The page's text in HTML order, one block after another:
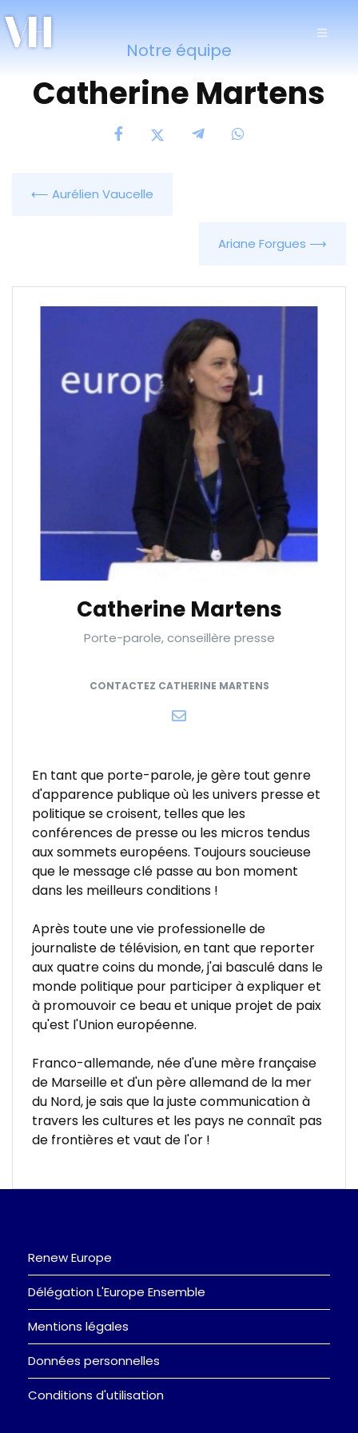
Notre équipe
Catherine Martens
⟵ Aurélien Vaucelle
Ariane Forgues ⟶
Catherine Martens
Porte-parole, conseillère presse
CONTACTEZ CATHERINE MARTENS
En tant que porte-parole, je gère tout genre
d'apparence publique où les univers presse et
politique se croisent, telles que les
conférences de presse ou les micros tendus
aux sommets européens. Toujours soucieuse
que le message clé passe au bon moment
dans les meilleurs conditions !
Après toute une vie professionelle de
journaliste de télévision, en tant que reporter
aux quatre coins du monde, j'ai basculé dans le
monde politique pour participer à expliquer et
à promouvoir ce beau et unique projet de paix
qu'est l'Union européenne.
Franco-allemande, née d'une mère française
de Marseille et d'un père allemand de la mer
du Nord, je sais que la juste communication à
travers les cultures et les pays ne connaît pas
de frontières et vaut de l'or !
Renew Europe
Délégation L'Europe Ensemble
Mentions légales
Données personnelles
Conditions d'utilisation